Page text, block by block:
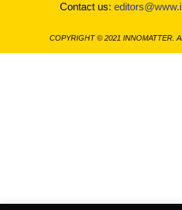
e
o
o
k
t
e
r
Contact us:
COPYRIGHT © 2021 INNOMATTER.